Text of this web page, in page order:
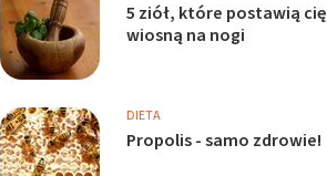
5 ziół, które postawią cię
wiosną na nogi
DIETA
Propolis - samo zdrowie!